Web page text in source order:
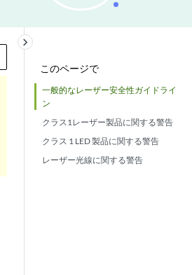
このページで
一般的なレーザー安全性ガイドライ
ン
クラス1レーザー製品に関する警告
クラス 1 LED 製品に関する警告
レーザー光線に関する警告
keyboard_arrow_right